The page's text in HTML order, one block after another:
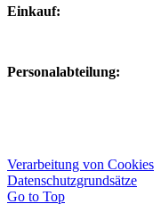
Einkauf:
Personalabteilung:
Verarbeitung von Cookies
Datenschutzgrundsätze
Go to Top